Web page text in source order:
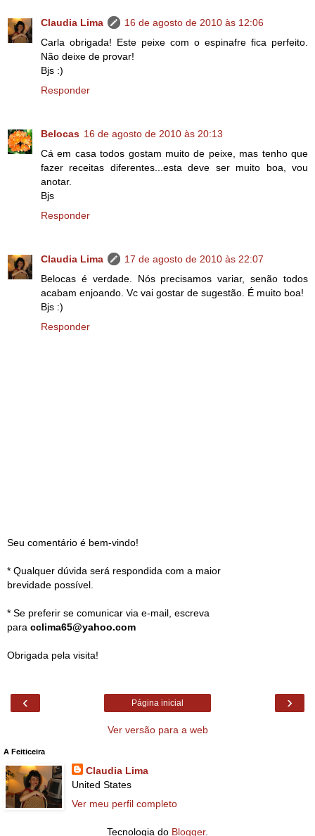
Claudia Lima
16 de agosto de 2010 às 12:06
Carla obrigada! Este peixe com o espinafre fica perfeito.
Não deixe de provar!
Bjs :)
Responder
Belocas 16 de agosto de 2010 às 20:13
Cá em casa todos gostam muito de peixe, mas tenho que
fazer receitas diferentes...esta deve ser muito boa, vou
anotar.
Bjs
Responder
Claudia Lima
17 de agosto de 2010 às 22:07
Belocas é verdade. Nós precisamos variar, senão todos
acabam enjoando. Vc vai gostar de sugestão. É muito boa!
Bjs :)
Responder
Seu comentário é bem-vindo!
* Qualquer dúvida será respondida com a maior
brevidade possível.
* Se preferir se comunicar via e-mail, escreva
para cclima65@yahoo.com
Obrigada pela visita!
‹ ›
Página inicial
Ver versão para a web
A Feiticeira
Claudia Lima
United States
Ver meu perfil completo
Tecnologia do Blogger.